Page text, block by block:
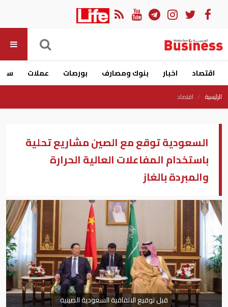
اقتصاد اخبار بنوك ومصارف بورصات عملات
الرئيسية اقتصاد
السعودية توقع مع الصين مشاريع تحلية
باستخدام المفاعلات العالية الحرارة
والمبردة بالغاز
قبل توقيع الاتفاقية السعودية الصينية